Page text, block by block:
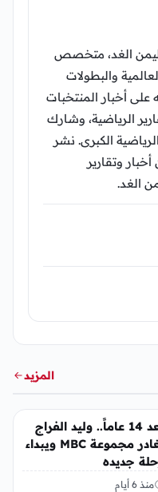
الغد، متخصص
والبطولات
على أخبار المنتخبات
الرياضية، وشارك
الكبرى. نشر
بين أخبار وتقارير
الغد.
المزيد
بعد 14 عاماً.. وليد الفراج
يُغادر مجموعة MBC ويبداء
جديده
منذ 6 أيام